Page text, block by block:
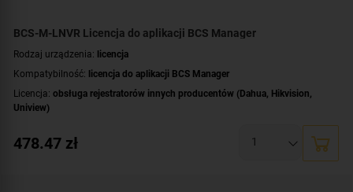
BCS-M-LNVR Licencja do aplikacji BCS Manager
Rodzaj urządzenia: licencja
Kompatybilność: licencja do aplikacji BCS Manager
Licencja: obsługa rejestratorów innych producentów (Dahua, Hikvision,
Uniview)
478.47 zł